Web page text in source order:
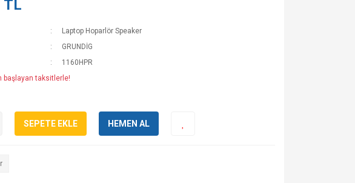
TL
Laptop Hoparlör Speaker
GRUNDİG
1160HPR
başlayan taksitlerle!
SEPETE EKLE HEMEN AL